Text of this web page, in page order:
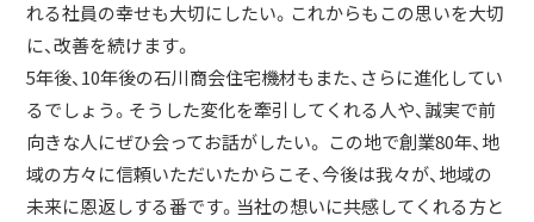
れる社員の幸せも大切にしたい。これからもこの思いを大切
に、改善を続けます。
5年後、10年後の石川商会住宅機材もまた、さらに進化してい
るでしょう。そうした変化を牽引してくれる人や、誠実で前
向きな人にぜひ会ってお話がしたい。 この地で創業80年、地
域の方々に信頼いただいたからこそ、今後は我々が、地域の
未来に恩返しする番です。当社の想いに共感してくれる方と